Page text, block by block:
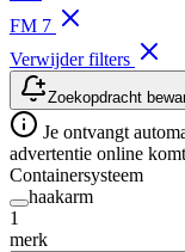
FM 7
Verwijder filters
Zoekopdracht
Je ontvangt
advertentie online
Containersysteem
haakarm
1
merk